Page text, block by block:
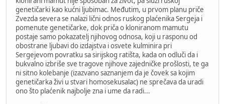
genetičarki kao kućni ljubimac. Međutim, u prvom planu priče
Zvezda severa se nalazi lični odnos ruskog plaćenika Sergeja i
pomenute genetičarke, dok priča o kloniranom mamutu
postaje samo pokazatelj njihovog odnosa, koji u rasponu od
obostrane ljubavi do izdajstva i osvete kulminira pri
Sergejevom povratku sa sirijskog ratišta, kada on odluči da i
bukvalno izbriše sve tragove njihove zajedničke prošlosti, te ga
ni sitno kolebanje (izazvano saznanjem da je čovek sa kojim
genetičarka živi u stvari homosekusalac) ne sprečava da uradi
ono što plaćenik najbolje zna i ume da radi...